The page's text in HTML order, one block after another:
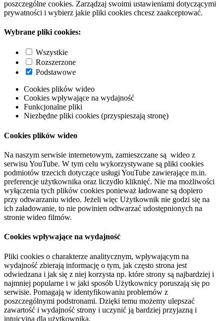
poszczególne cookies. Zarządzaj swoimi ustawieniami dotyczącymi
prywatności i wybierz jakie pliki cookies chcesz zaakceptować.
Wybrane pliki cookies:
Wszystkie
Rozszerzone
Podstawowe
Cookies plików wideo
Cookies wpływające na wydajność
Funkcjonalne pliki
Niezbędne pliki cookies (przyspieszają stronę)
Cookies plików wideo
Na naszym serwisie internetowym, zamieszczane są wideo z
serwisu YouTube. W tym celu wykorzystywane są pliki cookies
podmiotów trzecich dotyczące usługi YouTube zawierające m.in.
preferencje użytkownika oraz liczydło kliknięć. Nie ma możliwości
wyłączenia tych plików cookies ponieważ ładowane są dopiero
przy odtwarzaniu wideo. Jeżeli więc Użytkownik nie godzi się na
ich załadowanie, to nie powinien odtwarzać udostępnionych na
stronie wideo filmów.
Cookies wpływające na wydajność
Pliki cookies o charakterze analitycznym, wpływającym na
wydajność zbierają informację o tym, jak często strona jest
odwiedzana i jak się z niej korzysta np. które strony są najbardziej i
najmniej popularne i w jaki sposób Użytkownicy poruszają się po
serwisie. Pomagają w identyfikowaniu problemów z
poszczególnymi podstronami. Dzięki temu możemy ulepszać
zawartość i wydajność strony i uczynić ją bardziej przyjazną i
intuicyjną dla użytkownika.